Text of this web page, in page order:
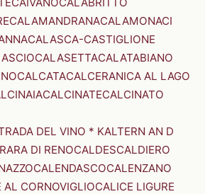
CALAMANDRANACALAMONACI
CALASCA-CASTIGLIONE
CALASETTACALATABIANO
CALCATACALCERANICA AL LAGO
CALCINATECALCINATO
DEL VINO * KALTERN AN D
DI RENOCALDESCALDIERO
CALENDASCOCALENZANO
AL CORNOVIGLIOCALICE LIGURE